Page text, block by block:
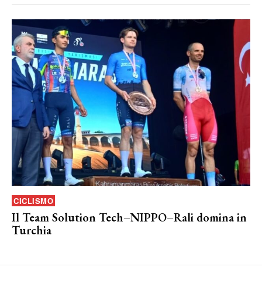
CICLISMO
Il Team Solution Tech–NIPPO–Rali domina in
Turchia